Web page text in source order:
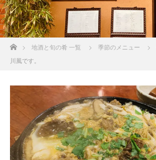
ホーム地酒と旬の肴 一覧 季節のメニュー
川風です。